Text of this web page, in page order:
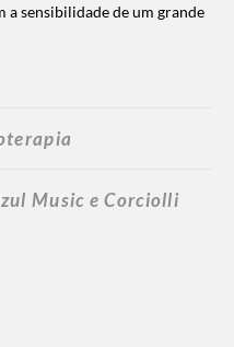
a sensibilidade de um grande
Music e Corciolli